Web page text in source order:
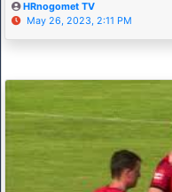
HRnogomet TV
May 26, 2023, 2:11 PM